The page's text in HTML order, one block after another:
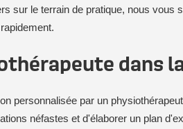
sur le terrain de pratique, nous
dans
personnalisée par un
néfastes et d'élaborer un plan